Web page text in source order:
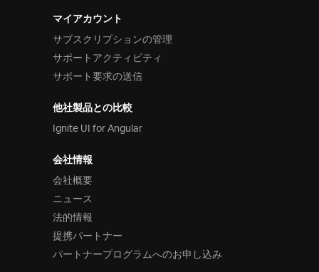
マイアカウント
サブスクリプションの管理
サポートアクティビティ
サポート要求の送信
他社製品との比較
Ignite UI for Angular
会社情報
会社概要
ニュース
法的情報
提携パートナー
パートナープログラムへのお申し込み